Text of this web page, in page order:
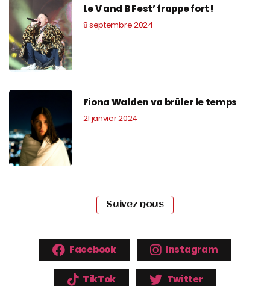
Le V and B Fest’ frappe fort !
8 septembre 2024
Fiona Walden va brûler le temps
21 janvier 2024
Suivez nous
Facebook Instagram
TikTok Twitter